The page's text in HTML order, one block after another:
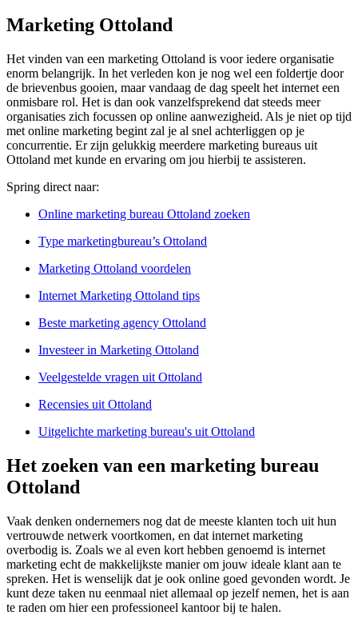
Marketing Ottoland
Het vinden van een marketing Ottoland is voor iedere organisatie
enorm belangrijk. In het verleden kon je nog wel een foldertje door
de brievenbus gooien, maar vandaag de dag speelt het internet een
onmisbare rol. Het is dan ook vanzelfsprekend dat steeds meer
organisaties zich focussen op online aanwezigheid. Als je niet op tijd
met online marketing begint zal je al snel achterliggen op je
concurrentie. Er zijn gelukkig meerdere marketing bureaus uit
Ottoland met kunde en ervaring om jou hierbij te assisteren.
Spring direct naar:
Online marketing bureau Ottoland zoeken
Type marketingbureau’s Ottoland
Marketing Ottoland voordelen
Internet Marketing Ottoland tips
Beste marketing agency Ottoland
Investeer in Marketing Ottoland
Veelgestelde vragen uit Ottoland
Recensies uit Ottoland
Uitgelichte marketing bureau's uit Ottoland
Het zoeken van een marketing bureau
Ottoland
Vaak denken ondernemers nog dat de meeste klanten toch uit hun
vertrouwde netwerk voortkomen, en dat internet marketing
overbodig is. Zoals we al even kort hebben genoemd is internet
marketing echt de makkelijkste manier om jouw ideale klant aan te
spreken. Het is wenselijk dat je ook online goed gevonden wordt. Je
kunt deze taken nu eenmaal niet allemaal op jezelf nemen, het is aan
te raden om hier een professioneel kantoor bij te halen.